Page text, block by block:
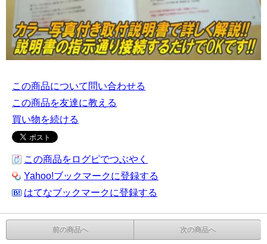
この商品について問い合わせる
この商品を友達に教える
買い物を続ける
この商品をログピでつぶやく
Yahoo!ブックマークに登録する
はてなブックマークに登録する
前の商品へ 次の商品へ